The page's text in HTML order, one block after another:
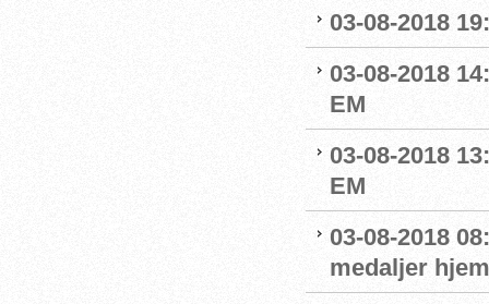
03-08-2018
03-08-2018
EM
03-08-2018
EM
03-08-2018
medaljer